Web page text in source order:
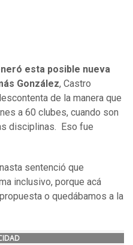
esta posible nueva
González, Castro
de la manera que
a 60 clubes, cuando son
disciplinas. Eso fue
sentenció que
inclusivo, porque acá
o quedábamos a la